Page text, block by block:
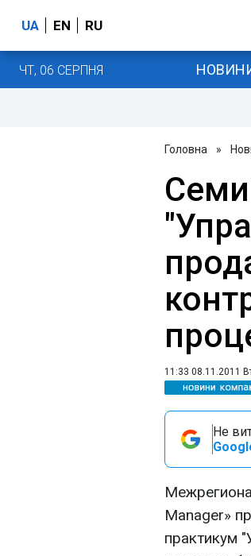
UA EN RU
ЧТ, 06 СЕРПНЯ
Головна »
11:33 08.11.2011
Не
Manager»
практикум